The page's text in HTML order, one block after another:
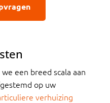
een breed scala aan
op uw
verhuizing